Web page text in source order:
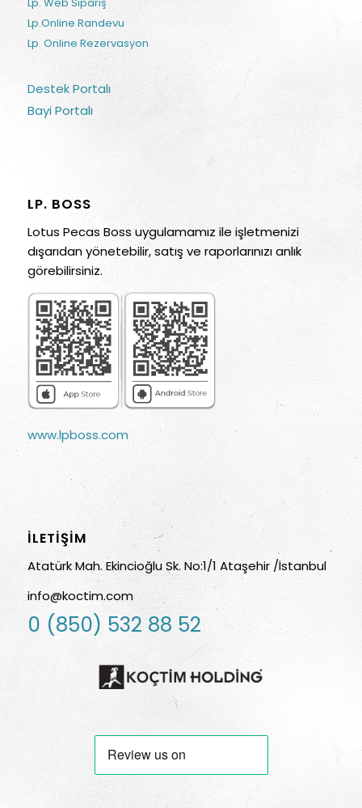
Lp.Online Randevu
Lp. Online Rezervasyon
Destek Portalı
Bayi Portalı
LP. BOSS
Lotus Pecas Boss uygulamamız ile işletmenizi
dışarıdan yönetebilir, satış ve raporlarınızı anlık
görebilirsiniz.
www.lpboss.com
İLETIŞIM
Atatürk Mah. Ekincioğlu Sk. No:1/1 Ataşehir /İstanbul
info@koctim.com
0 (850) 532 88 52